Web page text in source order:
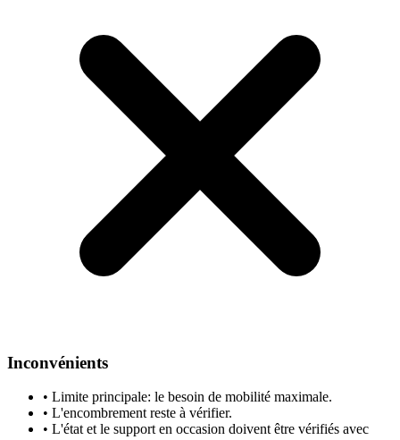
Inconvénients
• Limite principale: le besoin de mobilité maximale.
• L'encombrement reste à vérifier.
• L'état et le support en occasion doivent être vérifiés avec